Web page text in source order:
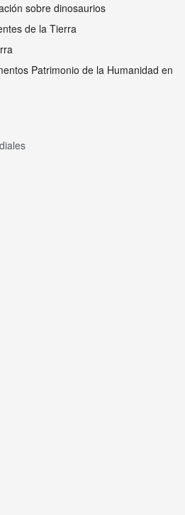
sobre dinosaurios
de la Tierra
Patrimonio de la Humanidad en